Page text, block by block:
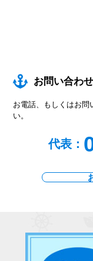
お問い合わ
お電話、もしくはお問
い。
代表：